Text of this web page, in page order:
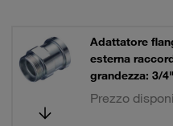
Adattatore
esterna
grandezza: 3/
Prezzo